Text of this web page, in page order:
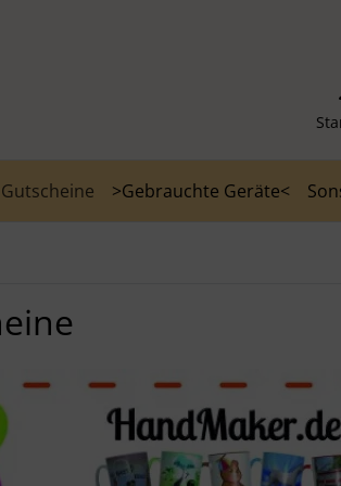
Gutscheine >Gebrauchte Geräte<